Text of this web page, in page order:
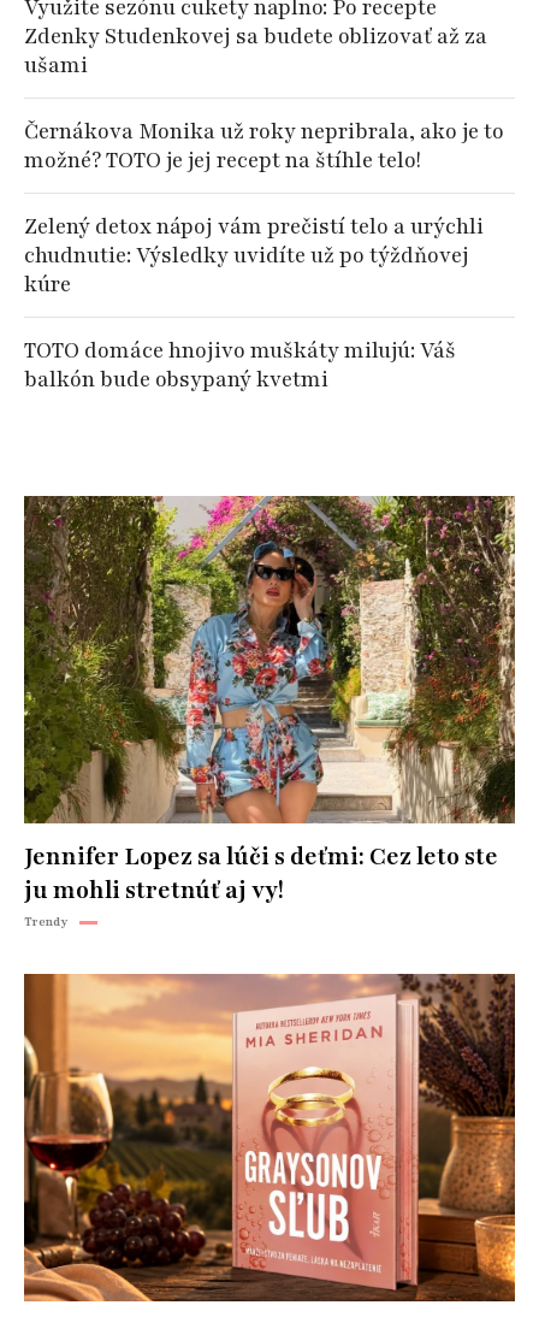
Využite sezónu cukety naplno: Po recepte
Zdenky Studenkovej sa budete oblizovať až za
ušami
Černákova Monika už roky nepribrala, ako je to
možné? TOTO je jej recept na štíhle telo!
Zelený detox nápoj vám prečistí telo a urýchli
chudnutie: Výsledky uvidíte už po týždňovej
kúre
TOTO domáce hnojivo muškáty milujú: Váš
balkón bude obsypaný kvetmi
Jennifer Lopez sa lúči s deťmi: Cez leto ste
ju mohli stretnúť aj vy!
Trendy